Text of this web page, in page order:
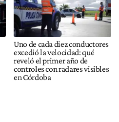
Uno de cada diez conductores
excedió la velocidad: qué
reveló el primer año de
controles con radares visibles
en Córdoba